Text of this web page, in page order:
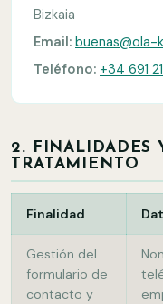
Bizkaia
Email: buenas@ola-
Teléfono: +34 691
2. FINALIDADES
TRATAMIENTO
Finalidad
Gestión del
formulario de
contacto y